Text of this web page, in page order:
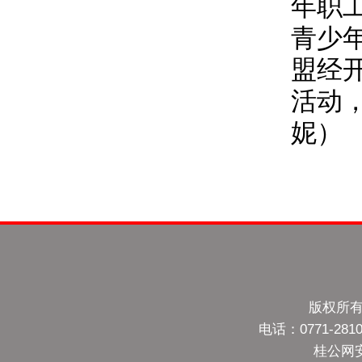
年职
青少
盟经
活动
妮）
版权所
电话：0771-
桂公网